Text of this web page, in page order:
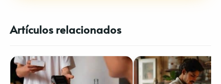
Artículos relacionados